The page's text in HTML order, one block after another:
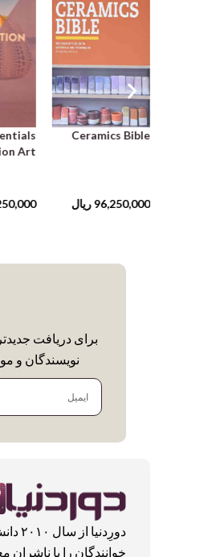
Ceramics Bible
96,250,000ریال
Art
برای دریافت
نویسندگان و
ایمیل
خوانندگان را با ناشران